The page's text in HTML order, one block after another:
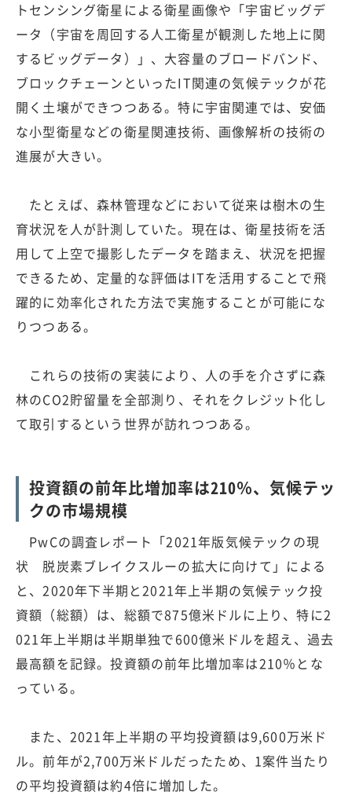
トセンシング衛星による衛星画像や「宇宙ビッグデ
ータ（宇宙を周回する人工衛星が観測した地上に関
するビッグデータ）」、大容量のブロードバンド、
ブロックチェーンといったIT関連の気候テックが花
開く土壌ができつつある。特に宇宙関連では、安価
な小型衛星などの衛星関連技術、画像解析の技術の
進展が大きい。
たとえば、森林管理などにおいて従来は樹木の生
育状況を人が計測していた。現在は、衛星技術を活
用して上空で撮影したデータを踏まえ、状況を把握
できるため、定量的な評価はITを活用することで飛
躍的に効率化された方法で実施することが可能にな
りつつある。
これらの技術の実装により、人の手を介さずに森
林のCO2貯留量を全部測り、それをクレジット化し
て取引するという世界が訪れつつある。
投資額の前年比増加率は210％、気候テッ
クの市場規模
PwCの調査レポート「2021年版気候テックの現
状 脱炭素ブレイクスルーの拡大に向けて」による
と、2020年下半期と2021年上半期の気候テック投
資額（総額）は、総額で875億米ドルに上り、特に2
021年上半期は半期単独で600億米ドルを超え、過去
最高額を記録。投資額の前年比増加率は210％とな
っている。
また、2021年上半期の平均投資額は9,600万米ド
ル。前年が2,700万米ドルだったため、1案件当たり
の平均投資額は約4倍に増加した。